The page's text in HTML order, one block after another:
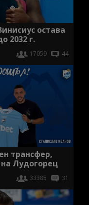
остава
2032 г.
17059 44
трансфер,
Лудогорец
33385 31